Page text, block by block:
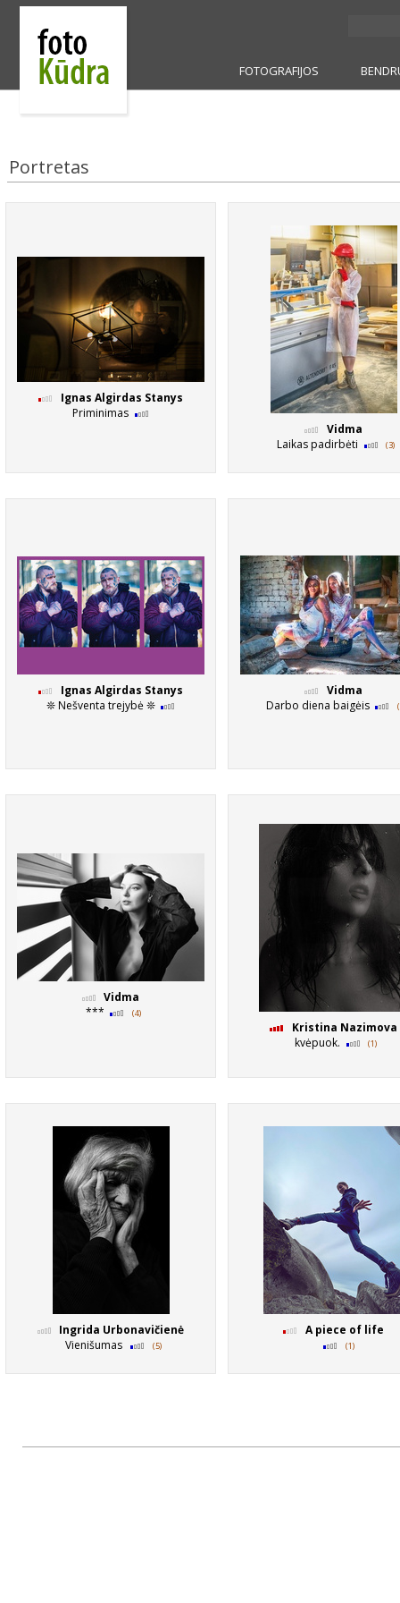
FOTOGRAFIJOS
Portretas
Ignas Algirdas Stanys
Priminimas
Vidma
Laikas padirbėti
(3)
Ignas Algirdas Stanys
❊ Nešventa trejybė ❊
Vidma
Darbo diena baigėis
Vidma
***
(4)
Kristina Nazimova
kvėpuok.
(1)
Ingrida Urbonavičienė
Vienišumas
(5)
A piece of life
(1)